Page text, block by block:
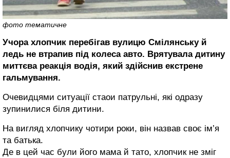
фото тематичне
Учора хлопчик перебігав вулицю Смілянську й
ледь не втрапив під колеса авто. Врятувала дитину
миттєва реакція водія, який здійснив екстрене
гальмування.
Очевидцями ситуації стаои патрульні, які одразу
зупинилися біля дитини.
На вигляд хлопчику чотири роки, він назвав своє ім’я
та батька.
Де в цей час були його мама й тато, хлопчик не зміг